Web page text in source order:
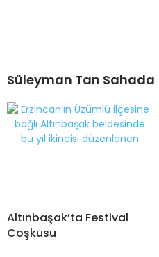
Süleyman Tan Sahada
Altınbaşak’ta Festival
Coşkusu